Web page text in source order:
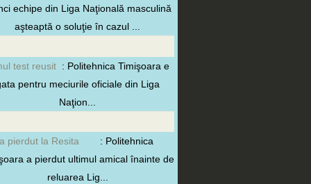
echipe din Liga Naţională masculină
aşteaptă o soluţie în cazul ...
test reusit : Politehnica Timişoara e
pentru meciurile oficiale din Liga
Naţion...
pierdut la Resita
: Politehnica
a pierdut ultimul amical înainte de
reluarea Lig...